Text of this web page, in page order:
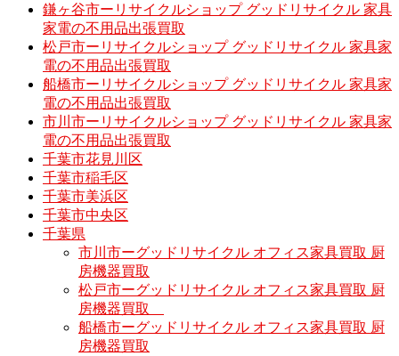
鎌ヶ谷市ーリサイクルショップ グッドリサイクル 家具
家電の不用品出張買取
松戸市ーリサイクルショップ グッドリサイクル 家具家
電の不用品出張買取
船橋市ーリサイクルショップ グッドリサイクル 家具家
電の不用品出張買取
市川市ーリサイクルショップ グッドリサイクル 家具家
電の不用品出張買取
千葉市花見川区
千葉市稲毛区
千葉市美浜区
千葉市中央区
千葉県
市川市ーグッドリサイクル オフィス家具買取 厨
房機器買取
松戸市ーグッドリサイクル オフィス家具買取 厨
房機器買取
船橋市ーグッドリサイクル オフィス家具買取 厨
房機器買取